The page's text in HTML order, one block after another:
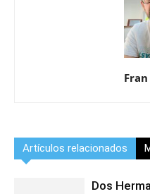
Artículos relacionados
Dos